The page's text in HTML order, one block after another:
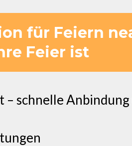
für Feiern
Feier ist
schnelle Anbindung